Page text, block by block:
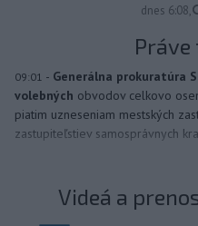
dnes 6:08,
09:01 - Generálna prokuratúra
volebných obvodov celkovo
piatim uzneseniam mestských
zastupiteľstiev samosprávnych
Videá a